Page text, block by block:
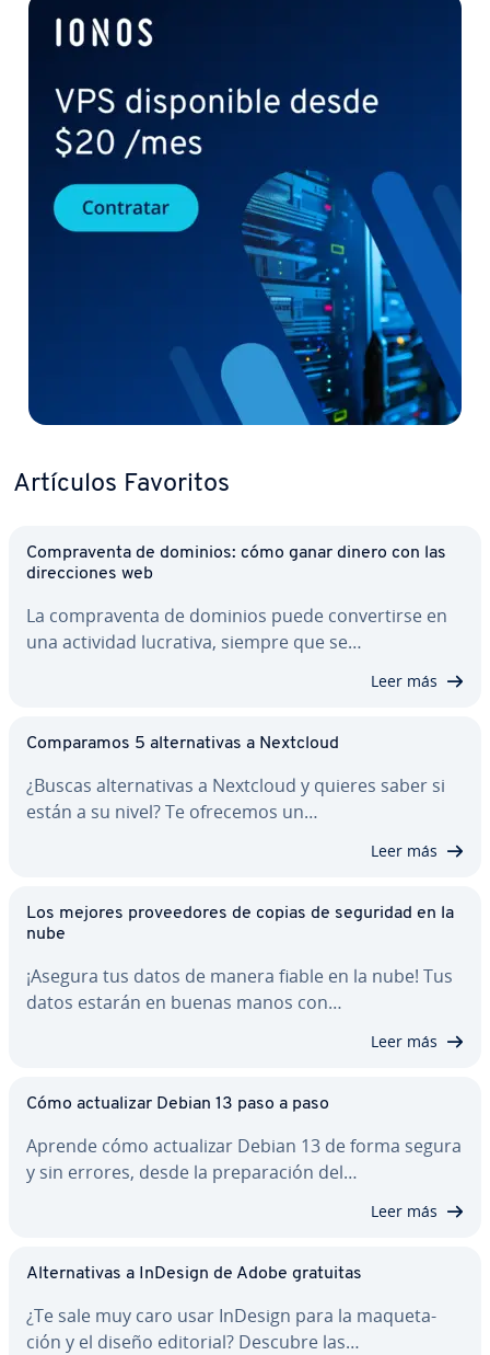
Artículos Favoritos
Co­m­pra­ve­n­ta de dominios: cómo ganar dinero con las
di­re­c­cio­nes web
La co­m­pra­ve­n­ta de dominios puede co­n­ve­r­ti­r­se en
una actividad lucrativa, siempre que se…
Leer más
Co­m­pa­ra­mos 5 al­te­r­na­ti­vas a Nextcloud
¿Buscas al­te­r­na­ti­vas a Nextcloud y quieres saber si
están a su nivel? Te ofrecemos un…
Leer más
Los mejores pro­vee­do­res de copias de seguridad en la
nube
¡Asegura tus datos de manera fiable en la nube! Tus
datos estarán en buenas manos con…
Leer más
Cómo ac­tua­li­zar Debian 13 paso a paso
Aprende cómo ac­tua­li­zar Debian 13 de forma segura
y sin errores, desde la pre­pa­ra­ción del…
Leer más
Al­te­r­na­ti­vas a InDesign de Adobe gratuitas
¿Te sale muy caro usar InDesign para la ma­que­ta­
ción y el diseño editorial? Descubre las…